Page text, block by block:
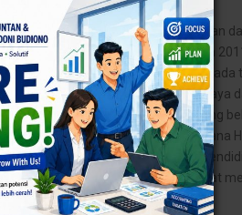
di panggil Fifi, menempuh pendidikan
Surabaya tahun 1997. Pada tahun
Mandala Surabaya. Selanjutnya
Tujuh Belas Agustus Surabaya
di Universitas Jayabaya Jakarta yang
2017, Fifi memperoleh gelar Sarjana
Terbaik. Fifi melanjutkan
Fifi pada tahun 2022 telah diangkat